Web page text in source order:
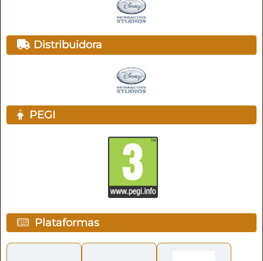
Distribuidora
PEGI
Plataformas